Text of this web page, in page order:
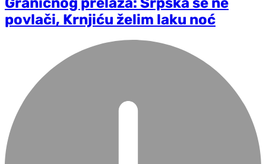
povlači, Krnjiću želim laku noć